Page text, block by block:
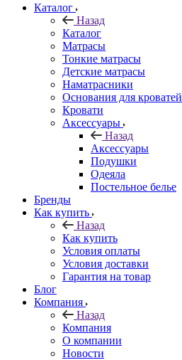
Каталог
Назад
Каталог
Матрасы
Тонкие матрасы
Детские матрасы
Наматрасники
Основания для кроватей
Кровати
Аксессуары
Назад
Аксессуары
Подушки
Одеяла
Постельное белье
Бренды
Как купить
Назад
Как купить
Условия оплаты
Условия доставки
Гарантия на товар
Блог
Компания
Назад
Компания
О компании
Новости